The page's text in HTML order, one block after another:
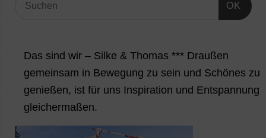
OK
Das sind wir – Silke & Thomas *** Draußen
gemeinsam in Bewegung zu sein und Schönes zu
genießen, ist für uns Inspiration und Entspannung
gleichermaßen.